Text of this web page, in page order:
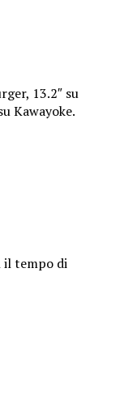
13.2″ su
Kawayoke.
il tempo di